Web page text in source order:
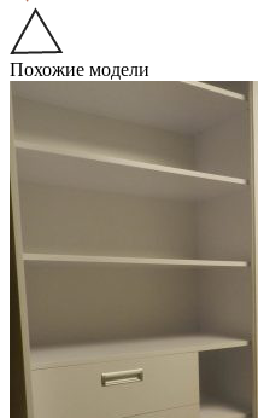
Похожие модели